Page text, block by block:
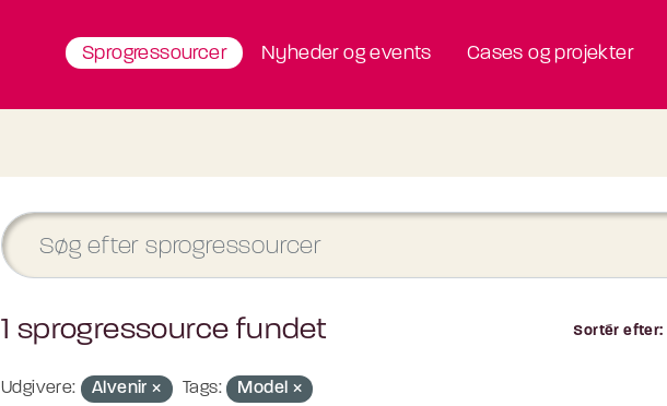
Sprogressourcer Nyheder og events Cases og projekter
Sortér efter
1 sprogressource fundet
Udgivere: Alvenir Tags: Model